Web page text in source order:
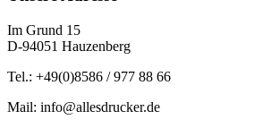
Im Grund 15
D-94051 Hauzenberg
Tel.: +49(0)8586 / 977 88 66
Mail: info@allesdrucker.de